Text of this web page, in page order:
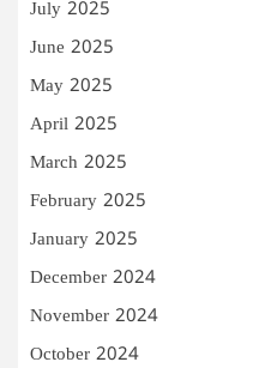
July 2025
June 2025
May 2025
April 2025
March 2025
February 2025
January 2025
December 2024
November 2024
October 2024